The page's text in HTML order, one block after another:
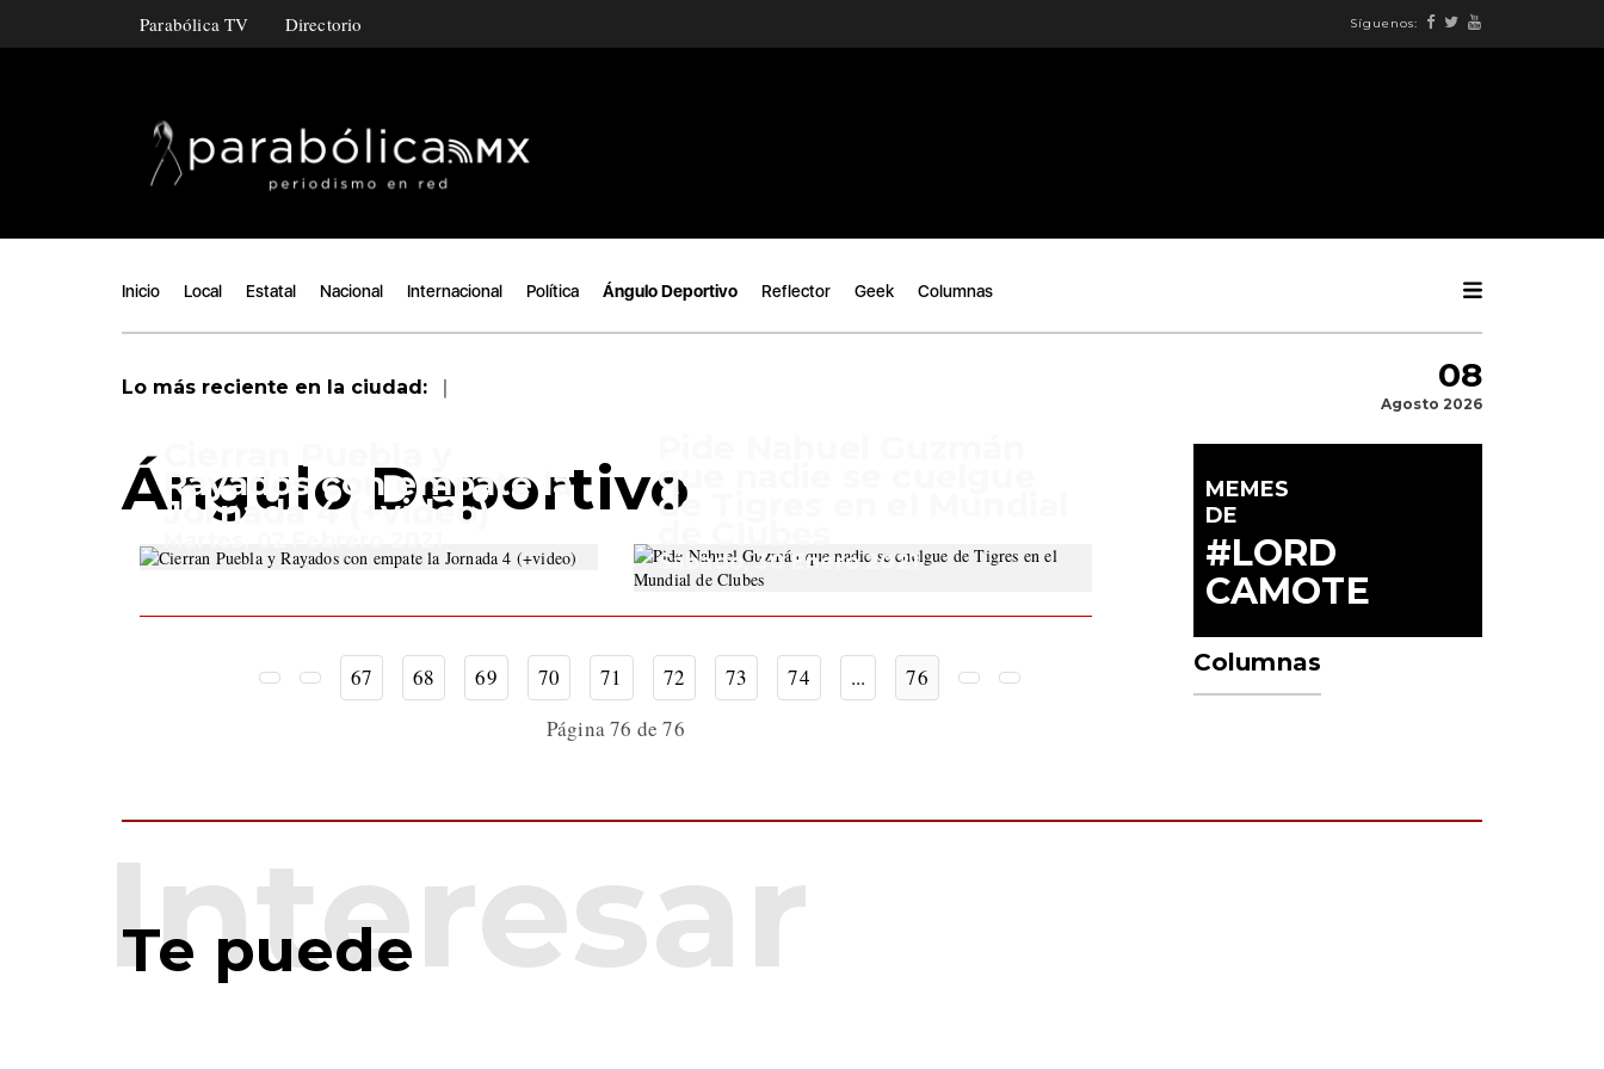
Parabólica TV Directorio Síguenos:
Inicio Local Estatal Nacional Internacional Política Ángulo Deportivo Reflector Geek Columnas
Lo más reciente en la ciudad: | 08
Agosto 2026
Ángulo Deportivo
Cierran Puebla y
Rayados con empate la
Jornada 4 (+video)
que nadie se cuelgue
de Tigres en el Mundial
Sábado, 30 Enero 2021
67 68 69 70 71 72 73 74 ...
76
Página 76 de 76
MEMES
DE
#LORD
CAMOTE
Columnas
Te puede